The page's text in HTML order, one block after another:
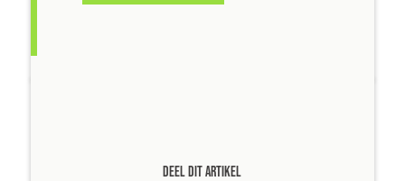
DEEL DIT ARTIKEL